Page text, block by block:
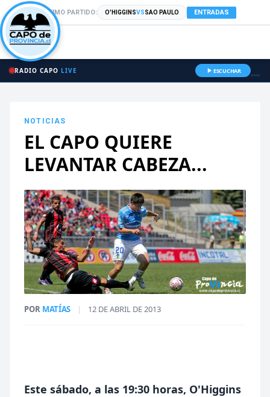
PRÓXIMO PARTIDO: O'HIGGINSVSSAO PAULO ENTRADAS
RADIO CAPO LIVE ESCUCHAR
NOTICIAS
EL CAPO QUIERE
LEVANTAR CABEZA...
POR MATÍAS | 12 DE ABRIL DE 2013
Este sábado, a las 19:30 horas, O'Higgins